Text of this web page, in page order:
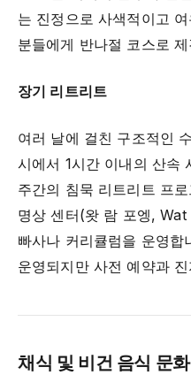
는 진정으로 사색적이고
분들에게 반나절 코스로
장기 리트리트
여러 날에 걸친 구조적인
시에서 1시간 이내의 산속
주간의 침묵 리트리트 프
명상 센터(왓 람 포엥,
빠사나 커리큘럼을 운영합
운영되지만 사전 예약과
채식 및 비건 음식 문화